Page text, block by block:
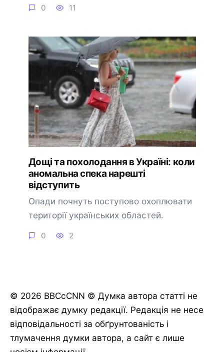
0 11
Дощі та похолодання в Україні: коли
аномальна спека нарешті
відступить
Опади почнуть поступово охоплювати
території українських областей.
0 2
© 2026 BBCcCNN © Думка автора статті не
відображає думку редакції. Редакція не несе
відповідальності за обґрунтованість і
тлумачення думки автора, а сайт є лише